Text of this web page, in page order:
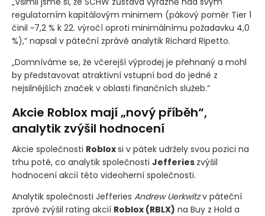
regulatorním kapitálovým minimem (pákový poměr Tier 1
činil ~7,2 % k 22. výročí oproti minimálnímu požadavku 4,0
%),“ napsal v páteční zprávě analytik Richard Ripetto.
„Domníváme se, že včerejší výprodej je přehnaný a mohl
by představovat atraktivní vstupní bod do jedné z
nejsilnějších značek v oblasti finančních služeb.“
Akcie Roblox mají „nový příběh“,
analytik zvýšil hodnocení
Akcie společnosti Robloxsi v pátek udržely svou pozici na
trhu poté, co analytik společnosti Jefferies zvýšil
hodnocení akcií této videoherní společnosti.
Analytik společnosti Jefferies Andrew Uerkwitzv páteční
zprávě zvýšil rating akcií Roblox (RBLX) na Buy z Hold a